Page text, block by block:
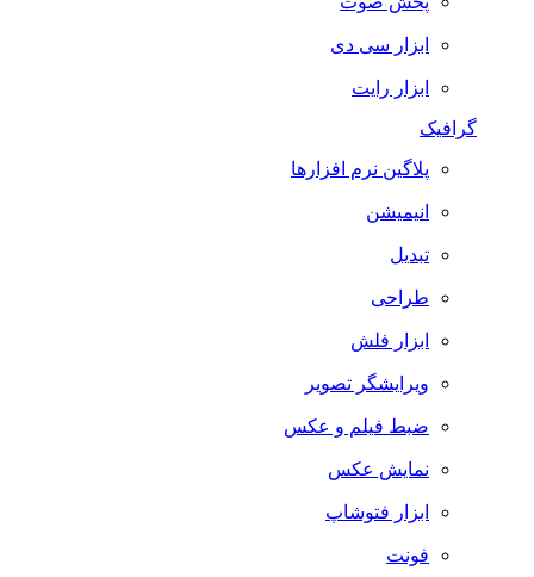
ابزار سی دی
ابزار رایت
گرافیک
پلاگین نرم افزارها
انیمیشن
تبدیل
طراحی
ابزار فلش
ویرایشگر تصویر
ضبط فيلم و عكس
نمایش عکس
ابزار فتوشاپ
فونت